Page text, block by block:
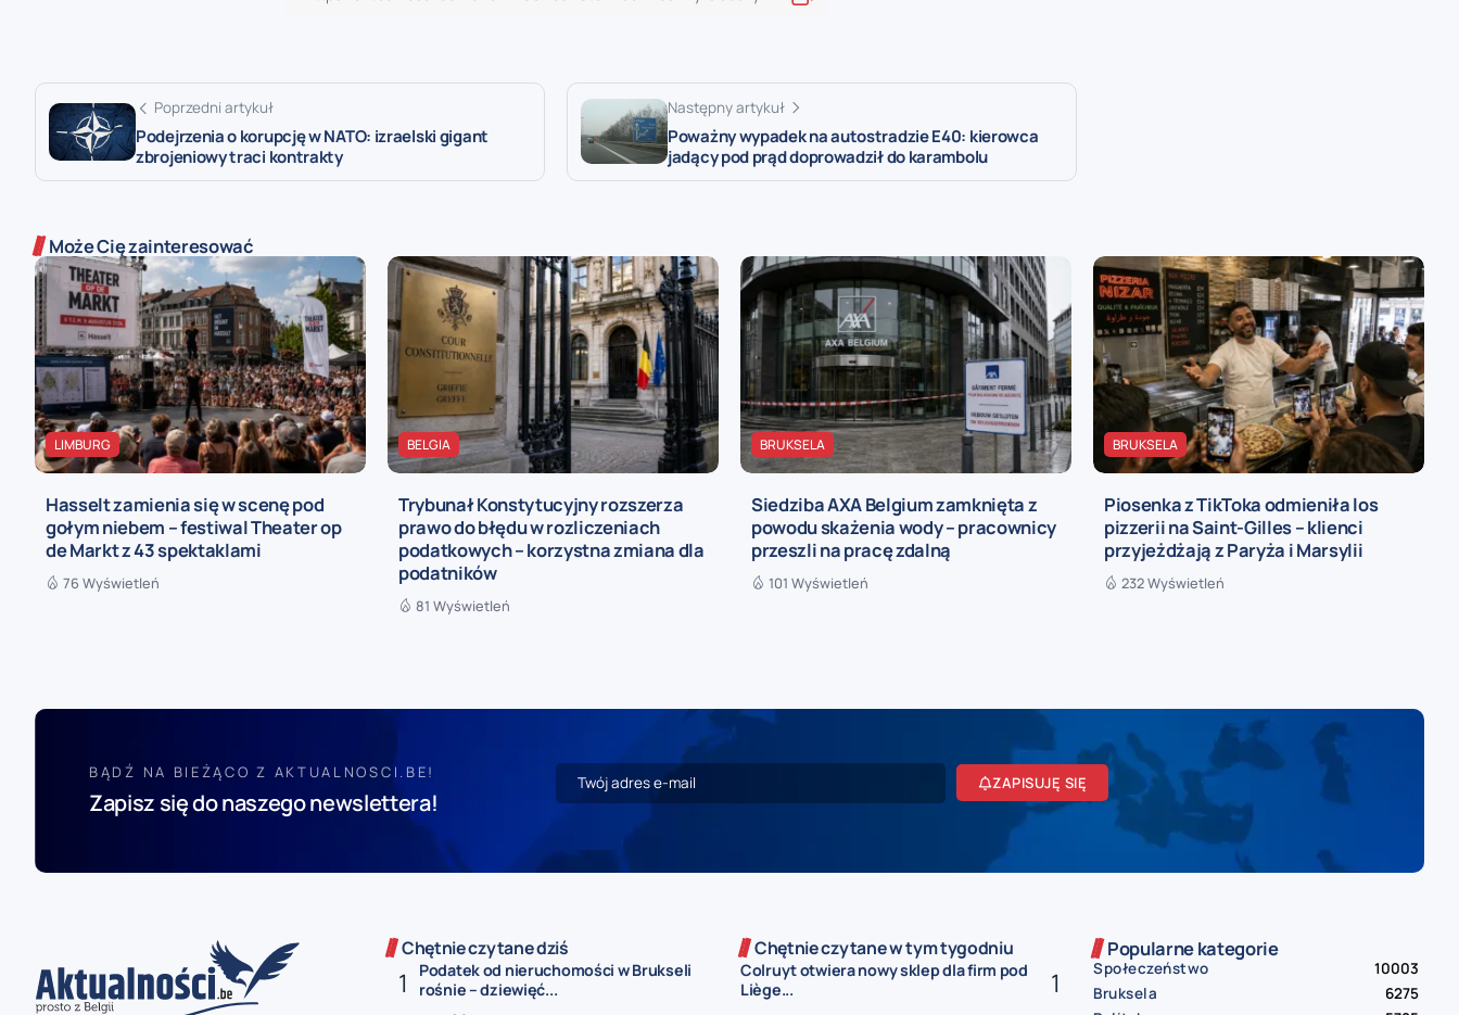
Poprzedni artykuł
Podejrzenia o korupcję w NATO: izraelski gigant
zbrojeniowy traci kontrakty
Następny artykuł
Poważny wypadek na autostradzie E40: kierowca
jadący pod prąd doprowadził do karambolu
Może Cię zainteresować
LIMBURG
Hasselt zamienia się w scenę pod
gołym niebem – festiwal Theater op
de Markt z 43 spektaklami
76 Wyświetleń
BELGIA
Trybunał Konstytucyjny rozszerza
prawo do błędu w rozliczeniach
podatkowych – korzystna zmiana dla
podatników
81 Wyświetleń
BRUKSELA
Siedziba AXA Belgium zamknięta z
powodu skażenia wody – pracownicy
przeszli na pracę zdalną
101 Wyświetleń
BRUKSELA
Piosenka z TikToka odmieniła los
pizzerii na Saint-Gilles – klienci
przyjeżdżają z Paryża i Marsylii
232 Wyświetleń
BĄDŹ NA BIEŻĄCO Z AKTUALNOSCI.BE!
Zapisz się do naszego newslettera!
ZAPISUJĘ SIĘ
Chętnie czytane dziś
Podatek od nieruchomości w Brukseli
rośnie – dziewięć...
Chętnie czytane w tym tygodniu
Colruyt otwiera nowy sklep dla firm pod
Liège...
Popularne kategorie
Społeczeństwo
10003
Bruksela
6275